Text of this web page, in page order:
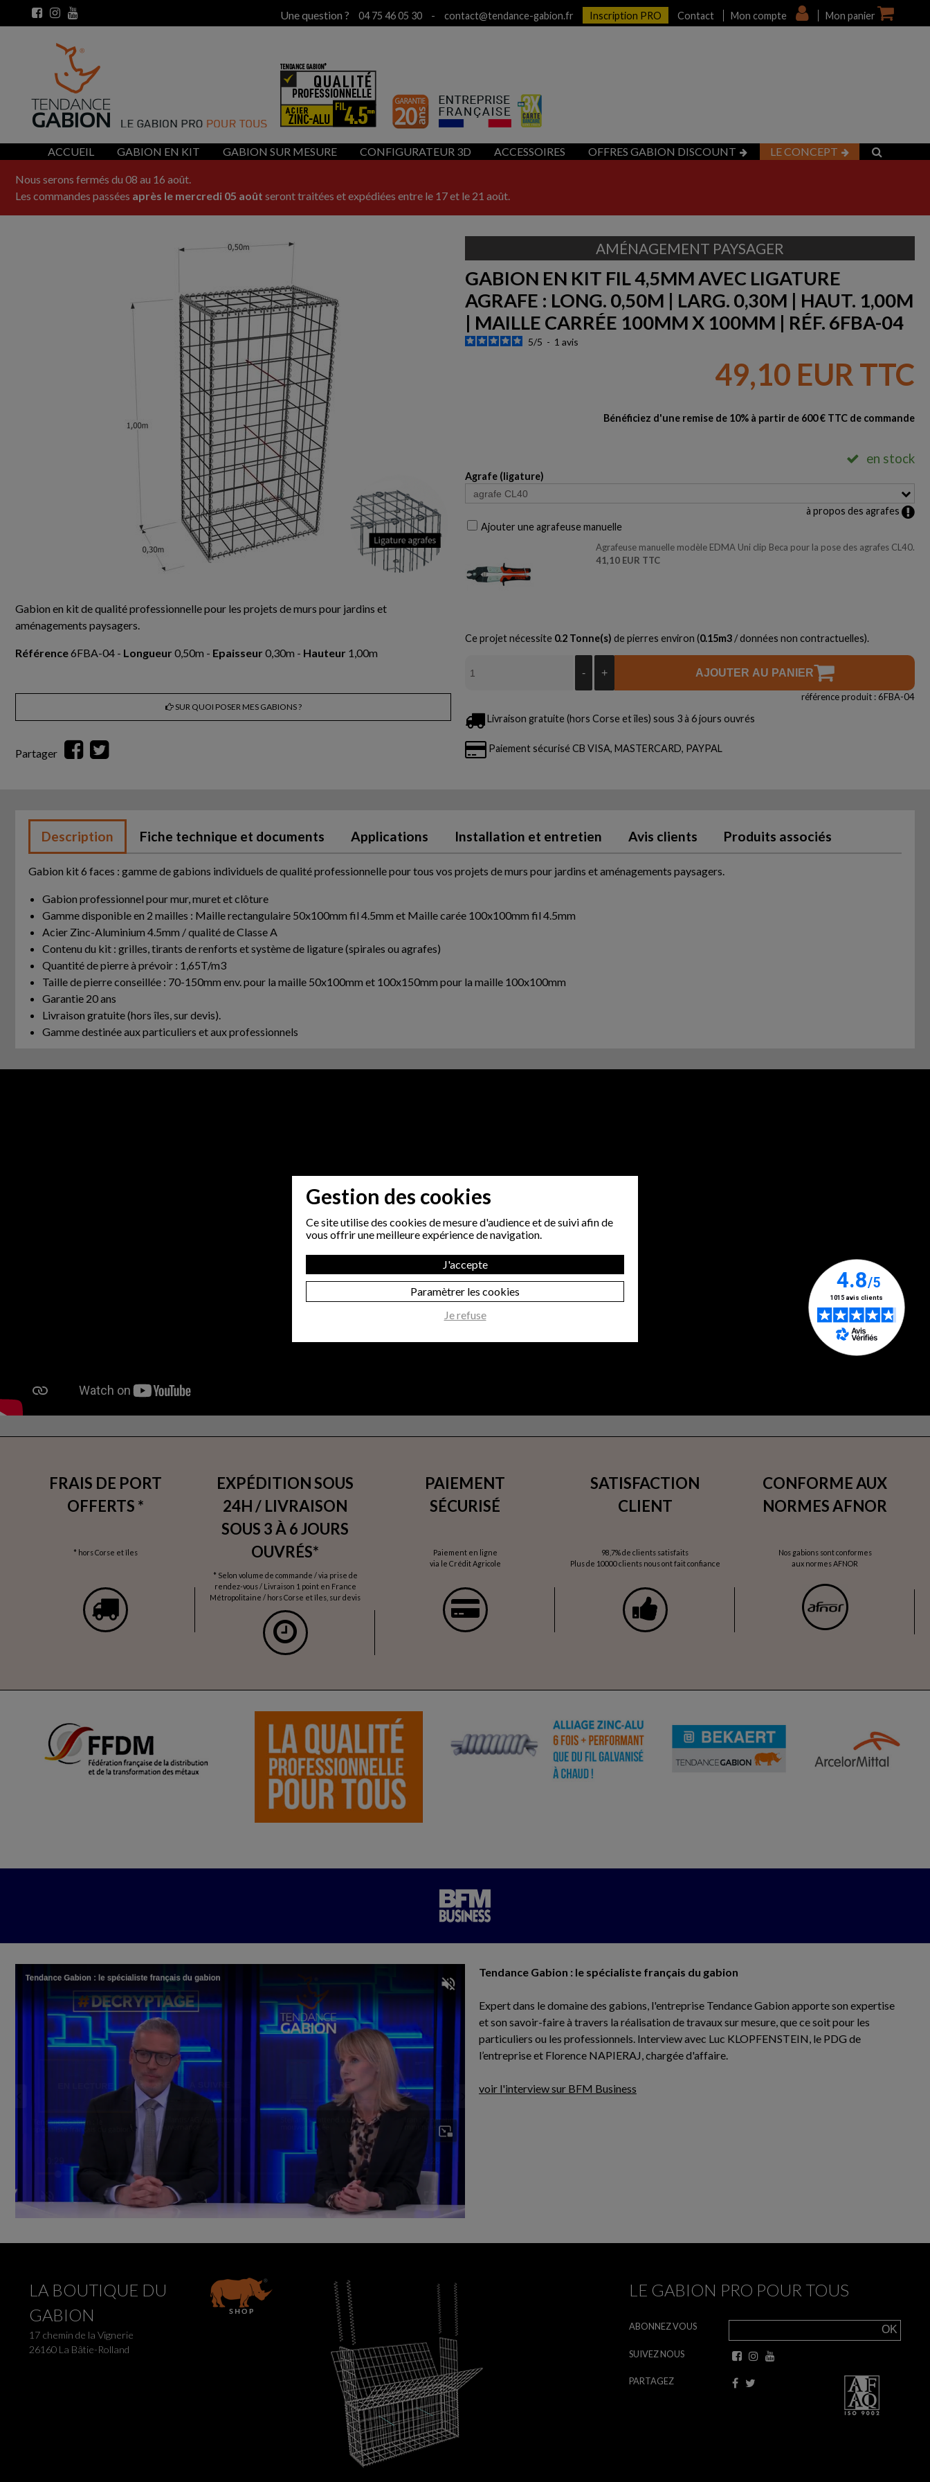
Gestion des cookies
Ce site utilise des cookies de mesure d'audience et de suivi afin de
vous offrir une meilleure expérience de navigation.
J'accepte
Paramètrer les cookies
Je refuse
Une question ? 04 75 46 05 30 - contact@tendance-gabion.fr Inscription PRO Contact Mon compte Mon panier
ACCUEIL GABION EN KIT GABION SUR MESURE CONFIGURATEUR 3D ACCESSOIRES OFFRES GABION DISCOUNT LE CONCEPT
Nous serons fermés du 08 au 16 août.
Les commandes passées après le mercredi 05 août seront traitées et expédiées entre le 17 et le 21 août.
Gabion en kit de qualité professionnelle pour les projets de murs pour jardins et
aménagements paysagers.
Référence6FBA-04 - Longueur 0,50m - Epaisseur 0,30m - Hauteur 1,00m
SUR QUOI POSER MES GABIONS ?
Partager
AMÉNAGEMENT PAYSAGER
GABION EN KIT FIL 4,5MM AVEC LIGATURE
AGRAFE : LONG. 0,50M | LARG. 0,30M | HAUT. 1,00M
| MAILLE CARRÉE 100MM X 100MM | RÉF. 6FBA-04
5/5 - 1 avis
49,10 EUR TTC
Bénéficiez d'une remise de 10% à partir de 600 € TTC de commande
en stock
Agrafe (ligature)
à propos des agrafes
Ajouter une agrafeuse manuelle
Agrafeuse manuelle modèle EDMA Uni clip Beca pour la pose des agrafes CL40.
41,10 EUR TTC
Ce projet nécessite 0.2 Tonne(s) de pierres environ (0.15m3 / données non contractuelles).
- + AJOUTER AU PANIER
référence produit : 6FBA-04
Livraison gratuite (hors Corse et îles) sous 3 à 6 jours ouvrés
Paiement sécurisé CB VISA, MASTERCARD, PAYPAL
Description Fiche technique et documents Applications Installation et entretien Avis clients Produits associés
Gabion kit 6 faces : gamme de gabions individuels de qualité professionnelle pour tous vos projets de murs pour jardins et aménagements paysagers.
Gabion professionnel pour mur, muret et clôture
Gamme disponible en 2 mailles : Maille rectangulaire 50x100mm fil 4.5mm et Maille carée 100x100mm fil 4.5mm
Acier Zinc-Aluminium 4.5mm / qualité de Classe A
Contenu du kit : grilles, tirants de renforts et système de ligature (spirales ou agrafes)
Quantité de pierre à prévoir : 1,65T/m3
Taille de pierre conseillée : 70-150mm env. pour la maille 50x100mm et 100x150mm pour la maille 100x100mm
Garantie 20 ans
Livraison gratuite (hors îles, sur devis).
Gamme destinée aux particuliers et aux professionnels
FRAIS DE PORT
OFFERTS *
* hors Corse et îles
EXPÉDITION SOUS
24H / LIVRAISON
SOUS 3 À 6 JOURS
OUVRÉS*
* Selon volume de commande / via prise de
rendez-vous / Livraison 1 point en France
Métropolitaine / hors Corse et îles, sur devis
PAIEMENT
SÉCURISÉ
Paiement en ligne
via le Crédit Agricole
SATISFACTION
CLIENT
98,7% de clients satisfaits
Plus de 10000 clients nous ont fait confiance
CONFORME AUX
NORMES AFNOR
Nos gabions sont conformes
aux normes AFNOR
Tendance Gabion : le spécialiste français du gabion
Expert dans le domaine des gabions, l'entreprise Tendance Gabion apporte son expertise
et son savoir-faire à travers la réalisation de travaux sur mesure, que ce soit pour les
particuliers ou les professionnels. Interview avec Luc KLOPFENSTEIN, le PDG de
l’entreprise et Florence NAPIERAJ, chargée d'affaire.
voir l'interview sur BFM Business
LA BOUTIQUE DU
GABION
17 chemin de la Vignerie
26160 La Bâtie-Rolland
LE GABION PRO POUR TOUS
ABONNEZ VOUS
SUIVEZ NOUS
PARTAGEZ